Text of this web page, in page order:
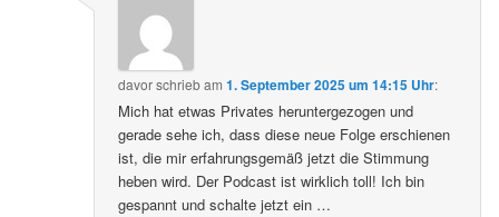
davorschriebam1. September 2025 um 14:15 Uhr:
Mich hat etwas Privates heruntergezogen und
gerade sehe ich, dass diese neue Folge erschienen
ist, die mir erfahrungsgemäß jetzt die Stimmung
heben wird. Der Podcast ist wirklich toll! Ich bin
gespannt und schalte jetzt ein …